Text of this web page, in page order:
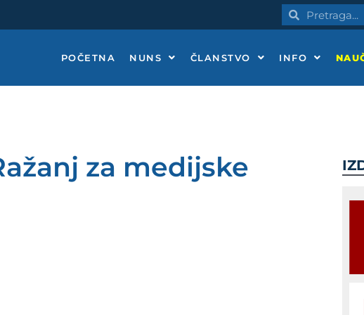
PretragaPretraga
POČETNA NUNS ČLANSTVO INFO
za medijske